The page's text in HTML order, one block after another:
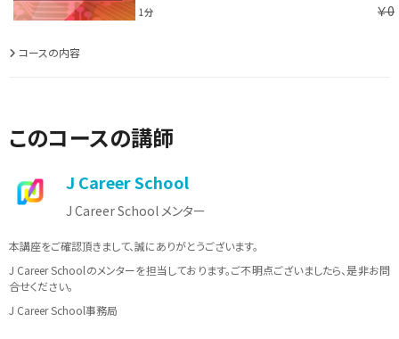
1分 ￥0
コースの内容
このコースの講師
J Career School
J Career School メンター
本講座をご確認頂きまして、誠にありがとうございます。
J Career Schoolのメンターを担当しております。ご不明点ございましたら、是非お問
合せください。
J Career School事務局